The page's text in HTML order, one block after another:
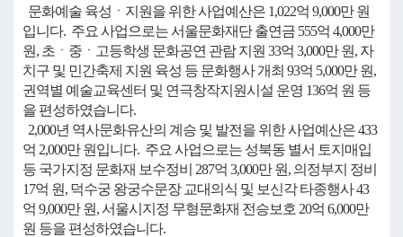
문화예술 육성ㆍ지원을 위한 사업예산은 1,022억 9,000만 원
입니다. 주요 사업으로는 서울문화재단 출연금 555억 4,000만
원, 초ㆍ중ㆍ고등학생 문화공연 관람 지원 33억 3,000만 원, 자
치구 및 민간축제 지원 육성 등 문화행사 개최 93억 5,000만 원,
권역별 예술교육센터 및 연극창작지원시설 운영 136억 원 등
을 편성하였습니다.
2,000년 역사문화유산의 계승 및 발전을 위한 사업예산은 433
억 2,000만 원입니다. 주요 사업으로는 성북동 별서 토지매입
등 국가지정 문화재 보수정비 287억 3,000만 원, 의정부지 정비
17억 원, 덕수궁 왕궁수문장 교대의식 및 보신각 타종행사 43
억 9,000만 원, 서울시지정 무형문화재 전승보호 20억 6,000만
원 등을 편성하였습니다.